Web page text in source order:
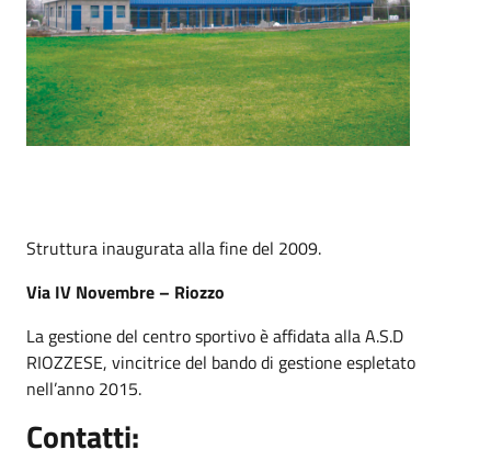
Struttura inaugurata alla fine del 2009.
Via IV Novembre – Riozzo
La gestione del centro sportivo è affidata alla A.S.D
RIOZZESE, vincitrice del bando di gestione espletato
nell’anno 2015.
Contatti: